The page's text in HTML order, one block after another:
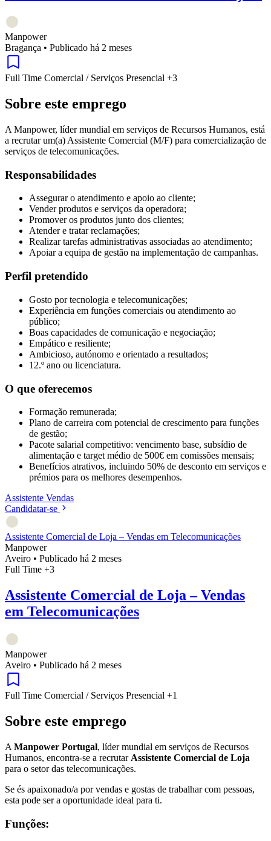
Manpower
Bragança • Publicado há 2 meses
Full Time Comercial / Serviços Presencial +3
Sobre este emprego
A Manpower, líder mundial em serviços de Recursos Humanos, está
a recrutar um(a) Assistente Comercial (M/F) para comercialização de
serviços de telecomunicações.
Responsabilidades
Assegurar o atendimento e apoio ao cliente;
Vender produtos e serviços da operadora;
Promover os produtos junto dos clientes;
Atender e tratar reclamações;
Realizar tarefas administrativas associadas ao atendimento;
Apoiar a equipa de gestão na implementação de campanhas.
Perfil pretendido
Gosto por tecnologia e telecomunicações;
Experiência em funções comerciais ou atendimento ao
público;
Boas capacidades de comunicação e negociação;
Empático e resiliente;
Ambicioso, autónomo e orientado a resultados;
12.º ano ou licenciatura.
O que oferecemos
Formação remunerada;
Plano de carreira com potencial de crescimento para funções
de gestão;
Pacote salarial competitivo: vencimento base, subsídio de
alimentação e target médio de 500€ em comissões mensais;
Benefícios atrativos, incluindo 50% de desconto em serviços e
prémios para os melhores desempenhos.
Assistente Vendas
Candidatar-se
Assistente Comercial de Loja – Vendas em Telecomunicações
Manpower
Aveiro • Publicado há 2 meses
Full Time +3
Assistente Comercial de Loja – Vendas
em Telecomunicações
Manpower
Aveiro • Publicado há 2 meses
Full Time Comercial / Serviços Presencial +1
Sobre este emprego
A Manpower Portugal, líder mundial em serviços de Recursos
Humanos, encontra-se a recrutar Assistente Comercial de Loja
para o setor das telecomunicações.
Se és apaixonado/a por vendas e gostas de trabalhar com pessoas,
esta pode ser a oportunidade ideal para ti.
Funções: